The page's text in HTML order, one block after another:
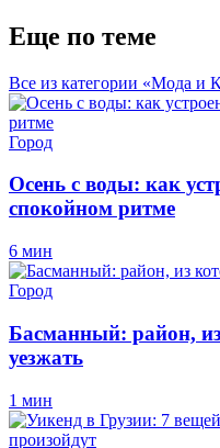
Еще по теме
Все из категории «Мода и
Город
Осень с воды: как
спокойном ритме
6 мин
Город
Басманный: район, из
уезжать
1 мин